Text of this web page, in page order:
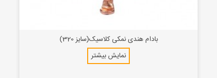
بادام هندی نمکی کلاسیک(سایز 320)
نمایش بیشتر